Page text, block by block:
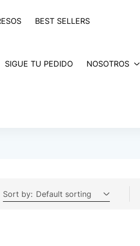
BEST SELLERS
SIGUE TU PEDIDO NOSOTROS
Sort by: Default sorting